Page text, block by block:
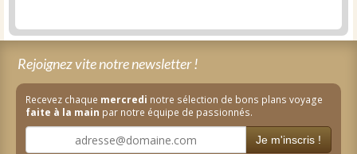
Rejoignez vite notre newsletter !
Recevez chaque mercredi notre sélection de bons plans voyage
faite à la main par notre équipe de passionnés.
Je m'inscris !